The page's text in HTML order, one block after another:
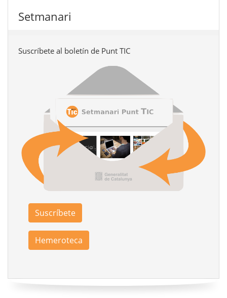
Setmanari
Suscríbete al boletín de Punt TIC
Suscríbete
Hemeroteca